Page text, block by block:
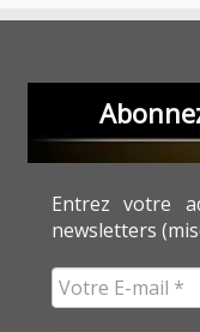
Entrez votre
newsletters